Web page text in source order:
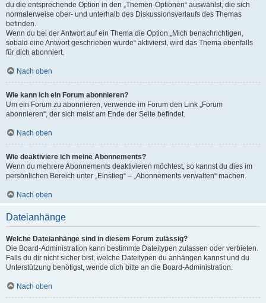
du die entsprechende Option in den „Themen-Optionen“ auswählst, die sich
normalerweise ober- und unterhalb des Diskussionsverlaufs des Themas
befinden.
Wenn du bei der Antwort auf ein Thema die Option „Mich benachrichtigen,
sobald eine Antwort geschrieben wurde“ aktivierst, wird das Thema ebenfalls
für dich abonniert.
Nach oben
Wie kann ich ein Forum abonnieren?
Um ein Forum zu abonnieren, verwende im Forum den Link „Forum
abonnieren“, der sich meist am Ende der Seite befindet.
Nach oben
Wie deaktiviere ich meine Abonnements?
Wenn du mehrere Abonnements deaktivieren möchtest, so kannst du dies im
persönlichen Bereich unter „Einstieg“ – „Abonnements verwalten“ machen.
Nach oben
Dateianhänge
Welche Dateianhänge sind in diesem Forum zulässig?
Die Board-Administration kann bestimmte Dateitypen zulassen oder verbieten.
Falls du dir nicht sicher bist, welche Dateitypen du anhängen kannst und du
Unterstützung benötigst, wende dich bitte an die Board-Administration.
Nach oben